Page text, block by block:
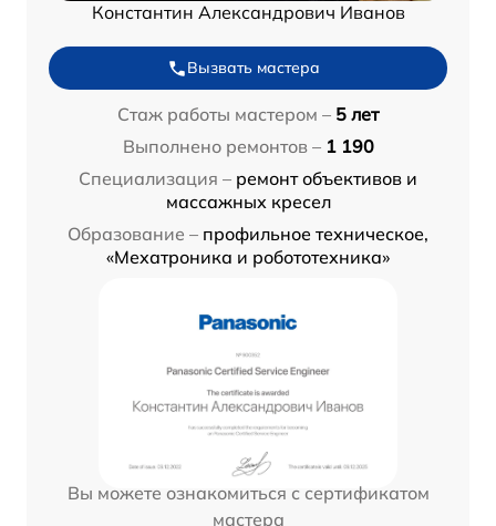
Константин Александрович Иванов
Вызвать мастера
Стаж работы мастером – 5 лет
Выполнено ремонтов – 1 190
Специализация – ремонт объективов и
массажных кресел
Образование – профильное техническое,
«Мехатроника и робототехника»
Вы можете ознакомиться с сертификатом
мастера